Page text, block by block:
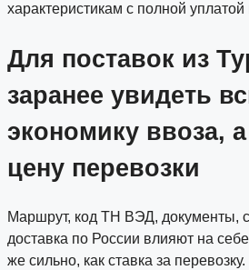
характеристикам с полной
Для поставок из
заранее увидеть
экономику ввоза,
цену перевозки
Маршрут, код ТН ВЭД, документы,
доставка по России влияют на
же сильно, как ставка за перевозку.